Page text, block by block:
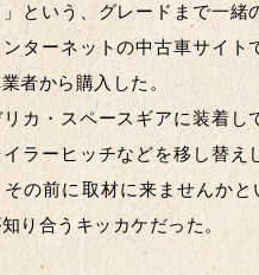
という、グレードまで一緒
ンターネットの中古車サイト
者から購入した。
カ・スペースギアに装着し
イラーヒッチなどを移し替え
その前に取材に来ませんかと
り合うキッカケだった。